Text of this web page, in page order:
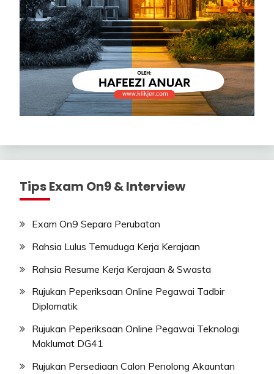
Tips Exam On9 & Interview
Exam On9 Separa Perubatan
Rahsia Lulus Temuduga Kerja Kerajaan
Rahsia Resume Kerja Kerajaan & Swasta
Rujukan Peperiksaan Online Pegawai Tadbir
Diplomatik
Rujukan Peperiksaan Online Pegawai Teknologi
Maklumat DG41
Rujukan Persediaan Calon Penolong Akauntan